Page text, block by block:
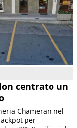
centrato un
Chameran nel
per